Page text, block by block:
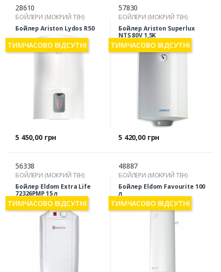
28610
БОЙЛЕРИ (МОКРИЙ ТЕН)
Бойлер Ariston Lydos R50
Ціна
5 450,00 грн
ТИМЧАСОВО ВІДСУТНІ
57830
БОЙЛЕРИ (МОКРИЙ ТЕН)
Бойлер Ariston Superlux
NTS 80V 1,5K
Ціна
5 420,00 грн
ТИМЧАСОВО ВІДСУТНІ
56338
БОЙЛЕРИ (МОКРИЙ ТЕН)
Бойлер Eldom Extra Life
72326РМP 15 л
ТИМЧАСОВО ВІДСУТНІ
48887
БОЙЛЕРИ (МОКРИЙ ТЕН)
Бойлер Eldom Favourite 100
л
ТИМЧАСОВО ВІДСУТНІ